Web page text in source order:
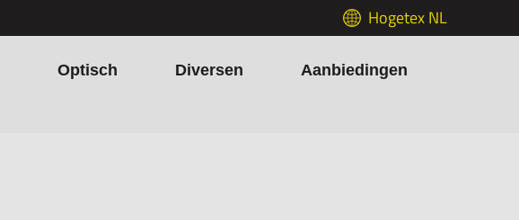
Hogetex NL
Optisch Diversen Aanbiedingen